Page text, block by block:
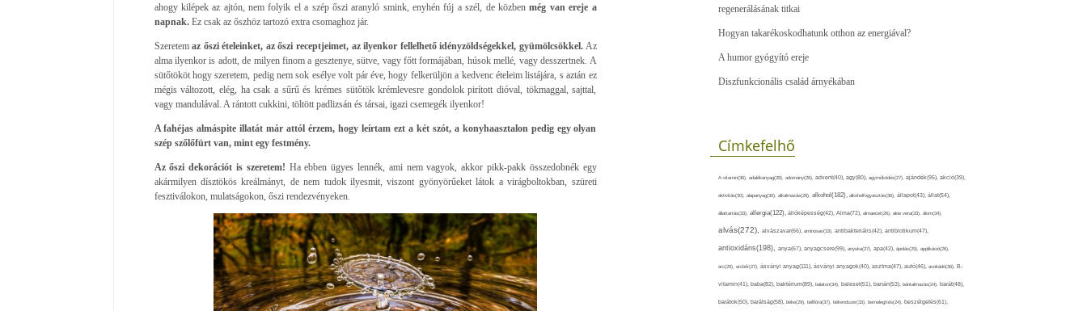
ahogy kilépek az ajtón, nem folyik el a szép őszi aranyló smink, enyhén fúj a szél, de közbenmég van ereje a
napnak. Ez csak az őszhöz tartozó extra csomaghoz jár.
Szeretemaz őszi ételeinket, az őszi receptjeimet, az ilyenkor fellelhető idényzöldségekkel, gyümölcsökkel.Az
alma ilyenkor is adott, de milyen finom a gesztenye, sütve, vagy főtt formájában, húsok mellé, vagy desszertnek. A
sütőtököt hogy szeretem, pedig nem sok esélye volt pár éve, hogy felkerüljön a kedvenc ételeim listájára, s aztán ez
mégis változott, elég, ha csak a sűrű és krémes sütőtök krémlevesre gondolok pirított dióval, tökmaggal, sajttal,
vagy mandulával. A rántott cukkini, töltött padlizsán és társai, igazi csemegék ilyenkor!
A fahéjas almáspite illatát már attól érzem, hogy leírtam ezt a két szót, a konyhaasztalon pedig egy olyan
szép szőlőfürt van, mint egy festmény.
Az őszi dekorációt is szeretem! Ha ebben ügyes lennék, ami nem vagyok, akkor pikk-pakk összedobnék egy
akármilyen dísztökös kreálmányt, de nem tudok ilyesmit, viszont gyönyörűeket látok a virágboltokban, szüreti
fesztiválokon, mulatságokon, őszi rendezvényeken.
regenerálásának titkai
Hogyan takarékoskodhatunk otthon az energiával?
A humor gyógyító ereje
Diszfunkcionális család árnyékában
Címkefelhő
A-vitamin(36), adalékanyag(28), adomány(26), advent(40), agy(80), agyműködés(27), ajándék(95), akció(39),
aktivitás(30), alapanyag(30), alkalmazás(28), alkohol(182), alkoholfogyasztás(36), állapot(43), állat(54),
állattartás(33), allergia(122), állóképesség(42), Alma(72), almaecet(26), aloe vera(33), álom(34),
alvás(272), alvászavar(66), aminosav(33), antibakteriális(42), antibiotikum(47),
antioxidáns(198), anya(67), anyagcsere(99), anyuka(27), apa(42), ápolás(29), applikáció(26),
arc(29), arcbőr(27), ásványi anyag(111), ásványi anyagok(40), asztma(47), autó(46), avokádó(36), B-
vitamin(41), baba(82), baktérium(89), balaton(34), baleset(51), banán(53), bántalmazás(24), barát(48),
barátok(50), barátság(58), béke(29), bélflóra(37), bélrendszer(33), bemelegítés(24), beszélgetés(61),